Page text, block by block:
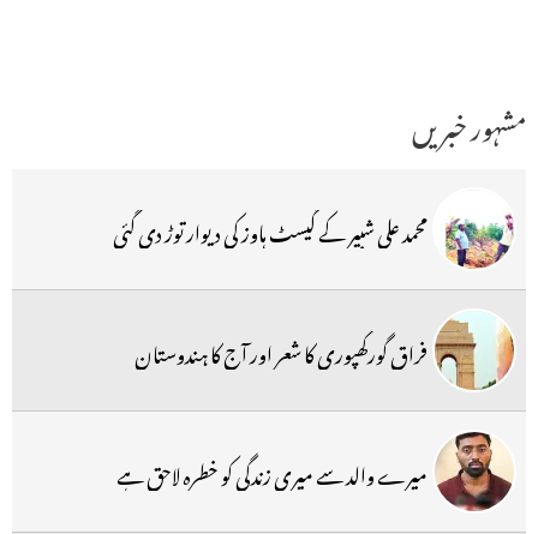
مشہور خبریں
محمد علی شبیر کے گیسٹ ہاوز کی دیوار توڑ دی گئی
فراق گورکھپوری کا شعر اور آج کا ہندوستان
میرے والد سے میری زندگی کو خطرہ لاحق ہے